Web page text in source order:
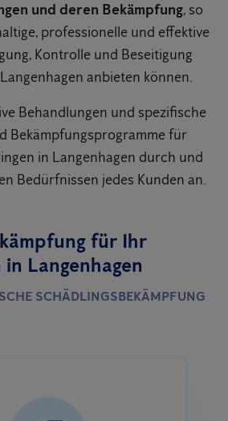
und deren Bekämpfung, so
professionelle und effektive
Kontrolle und Beseitigung
anbieten können.
Behandlungen und spezifische
Bekämpfungsprogramme für
in Langenhagen durch und
Bedürfnissen jedes Kunden an.
für Ihr
Langenhagen
SCHÄDLINGSBEKÄMPFUNG